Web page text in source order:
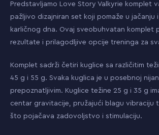
Predstavljamo Love Story Valkyrie komplet
pažljivo dizajniran set koji pomaže u jačanju
karličnog dna. Ovaj sveobuhvatan komplet
rezultate i prilagodljive opcije treninga za
Komplet sadrži četiri kuglice sa različitim
45 g i 55 g. Svaka kuglica je u posebnoj
prepoznatljivim. Kuglice težine 25 g i 35 g
centar gravitacije, pružajući blagu vibraciju
što pojačava zadovoljstvo i stimulaciju.